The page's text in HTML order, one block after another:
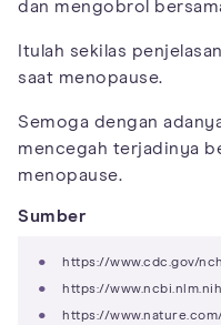
dan mengobrol
Itulah sekilas
saat menopause.
Semoga dengan
mencegah terjadinya
menopause.
Sumber
https://www.cdc.gov/
https://
https://